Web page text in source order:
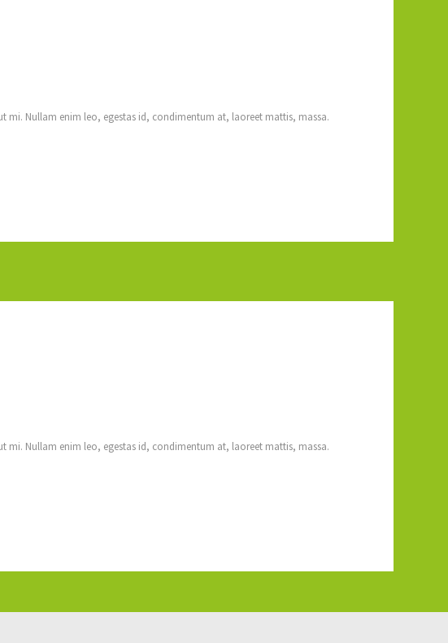
mi. Nullam enim leo, egestas id, condimentum at, laoreet mattis, massa.
mi. Nullam enim leo, egestas id, condimentum at, laoreet mattis, massa.